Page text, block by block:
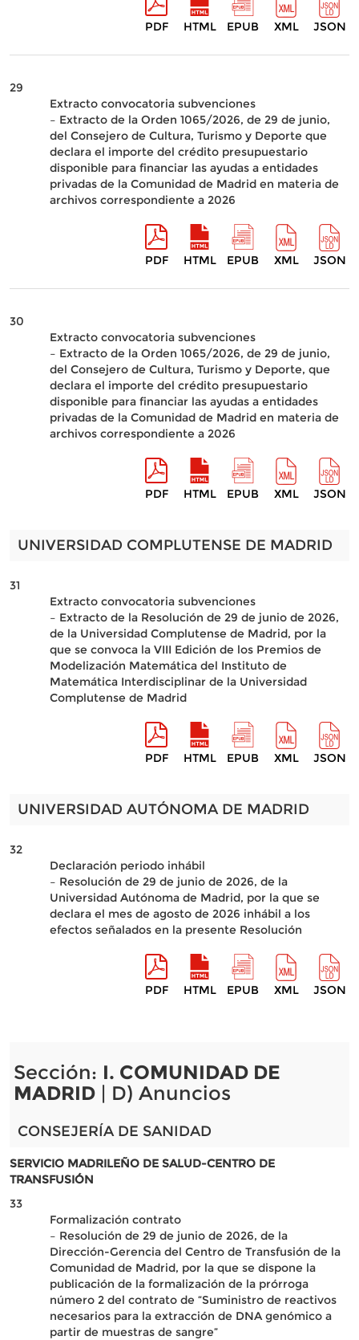
PDF HTML EPUB XML JSON
29
Extracto convocatoria subvenciones
– Extracto de la Orden 1065/2026, de 29 de junio,
del Consejero de Cultura, Turismo y Deporte que
declara el importe del crédito presupuestario
disponible para financiar las ayudas a entidades
privadas de la Comunidad de Madrid en materia de
archivos correspondiente a 2026
PDF HTML EPUB XML JSON
30
Extracto convocatoria subvenciones
– Extracto de la Orden 1065/2026, de 29 de junio,
del Consejero de Cultura, Turismo y Deporte, que
declara el importe del crédito presupuestario
disponible para financiar las ayudas a entidades
privadas de la Comunidad de Madrid en materia de
archivos correspondiente a 2026
PDF HTML EPUB XML JSON
UNIVERSIDAD COMPLUTENSE DE MADRID
31
Extracto convocatoria subvenciones
– Extracto de la Resolución de 29 de junio de 2026,
de la Universidad Complutense de Madrid, por la
que se convoca la VIII Edición de los Premios de
Modelización Matemática del Instituto de
Matemática Interdisciplinar de la Universidad
Complutense de Madrid
PDF HTML EPUB XML JSON
UNIVERSIDAD AUTÓNOMA DE MADRID
32
Declaración periodo inhábil
– Resolución de 29 de junio de 2026, de la
Universidad Autónoma de Madrid, por la que se
declara el mes de agosto de 2026 inhábil a los
efectos señalados en la presente Resolución
PDF HTML EPUB XML JSON
Sección: I. COMUNIDAD DE
MADRID| D) Anuncios
CONSEJERÍA DE SANIDAD
SERVICIO MADRILEÑO DE SALUD-CENTRO DE
TRANSFUSIÓN
33
Formalización contrato
– Resolución de 29 de junio de 2026, de la
Dirección-Gerencia del Centro de Transfusión de la
Comunidad de Madrid, por la que se dispone la
publicación de la formalización de la prórroga
número 2 del contrato de “Suministro de reactivos
necesarios para la extracción de DNA genómico a
partir de muestras de sangre”